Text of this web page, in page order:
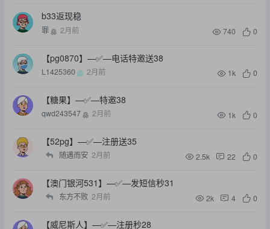
b33返现稳
罪 2月前 740 0
【pg0870】—✅—电话特邀送38
L1425360 2月前 1k 0
【糖果】—✅—特邀38
qwd243547 2月前 1k 0
【52pg】—✅—注册送35
随遇而安 2月前 2.5k 22 0
【澳门银河531】—✅—发短信秒31
东方不败 2月前 2k 4 0
【威尼斯人】—✅—注册秒28